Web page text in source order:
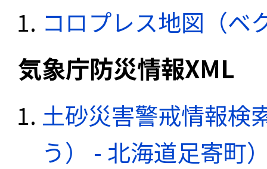
コロプレス地図（ベ
気象庁防災情報XML
土砂災害警戒情報検
う） - 北海道足寄町